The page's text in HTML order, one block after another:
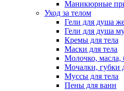
Маникюрные
Уход за телом
Гели для душа
Гели для душа
Кремы для тела
Маски для тела
Молочко, масла,
Мочалки, губки
Муссы для тела
Пены для ванн